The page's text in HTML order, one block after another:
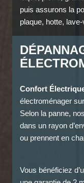
puis assurons la
plaque, hotte,
Confort
électroménager
Selon la panne,
dans un rayon
ou prennent en
Vous bénéficiez